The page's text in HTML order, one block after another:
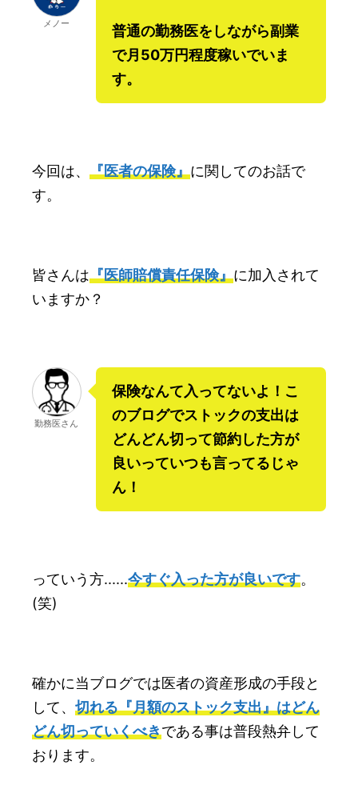
メノー
普通の勤務医をしながら副業
で月50万円程度稼いでいま
す。
今回は、 『医者の保険』に関してのお話で
す。
皆さんは『医師賠償責任保険』に加入されて
いますか？
勤務医さん
保険なんて入ってないよ！こ
のブログでストックの支出は
どんどん切って節約した方が
良いっていつも言ってるじゃ
ん！
っていう方......今すぐ入った方が良いです。
(笑)
確かに当ブログでは医者の資産形成の手段と
して、 切れる『月額のストック支出』はどん
どん切っていくべきである事は普段熱弁して
おります。